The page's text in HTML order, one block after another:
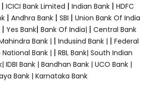
| ICICI Bank Limited | Indian Bank | HDFC
| Andhra Bank| SBI | Union Bank Of India
| Yes Bank| Bank Of India| | Central Bank
Bank | | Indusind Bank | | Federal
Bank | | RBL Bank| South Indian
IDBI Bank | Bandhan Bank | UCO Bank |
Bank | Karnataka Bank